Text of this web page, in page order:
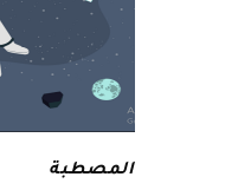
المصطبة